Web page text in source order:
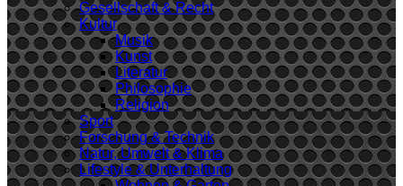
Gesellschaft & Recht
Kultur
Musik
Kunst
Literatur
Philosophie
Religion
Sport
Forschung & Technik
Natur, Umwelt & Klima
Lifestyle & Unterhaltung